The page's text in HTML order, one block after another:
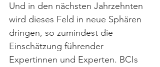
Und in den nächsten Jahrzehnten
wird dieses Feld in neue Sphären
dringen, so zumindest die
Einschätzung führender
Expertinnen und Experten. BCIs